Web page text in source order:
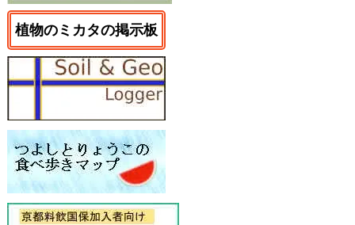
植物のミカタの掲示板